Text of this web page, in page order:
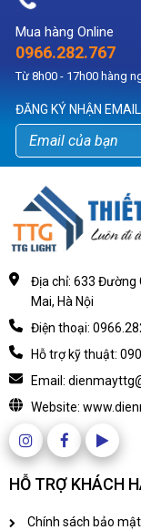
Mua hàng Online
0966.282.767
Từ 8h00 - 17h00 hàng
ĐĂNG KÝ NHẬN
Địa chỉ: 633 Đường
Mai, Hà Nội
Điện thoại:
Hỗ trợ kỹ thuật:
Email:
Website:
HỖ TRỢ KHÁCH
Chính sách bảo mật